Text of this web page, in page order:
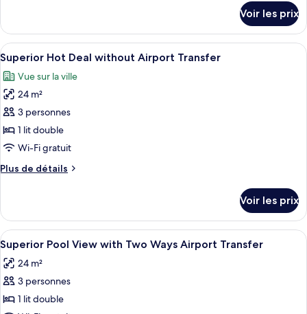
Superior
Pool
View
without
Airport
Transfer
le
type
de
chambre
Superior
Pool
View
without
Airport
Transfer
Voir les prix
Afficher
toutes
les
photos
pour
ce
type
chambre :
Deal
without
Airport
Transfer
Une chambre d’hôtel avec un grand
8
Superior Hot Deal without Airport Transfer
Vue sur la ville
24 m²
3 personnes
1 lit double
Wi-Fi gratuit
Plus de détails
Plus
le
type
de
chambre
Superior
Hot
without
Voir les prix
Afficher
toutes
les
photos
pour
Une chambre d’hôtel avec un grand
9
Superior Pool View with Two Ways Airport Transfer
24 m²
3 personnes
1 lit double